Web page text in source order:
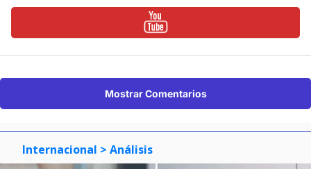
Mostrar Comentarios
Internacional > Análisis